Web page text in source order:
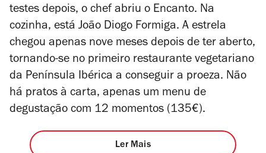
testes depois, o chef abriu o Encanto. Na
cozinha, está João Diogo Formiga. A estrela
chegou apenas nove meses depois de ter aberto,
tornando-se no primeiro restaurante vegetariano
da Península Ibérica a conseguir a proeza. Não
há pratos à carta, apenas um menu de
degustação com 12 momentos (135€).
Ler Mais